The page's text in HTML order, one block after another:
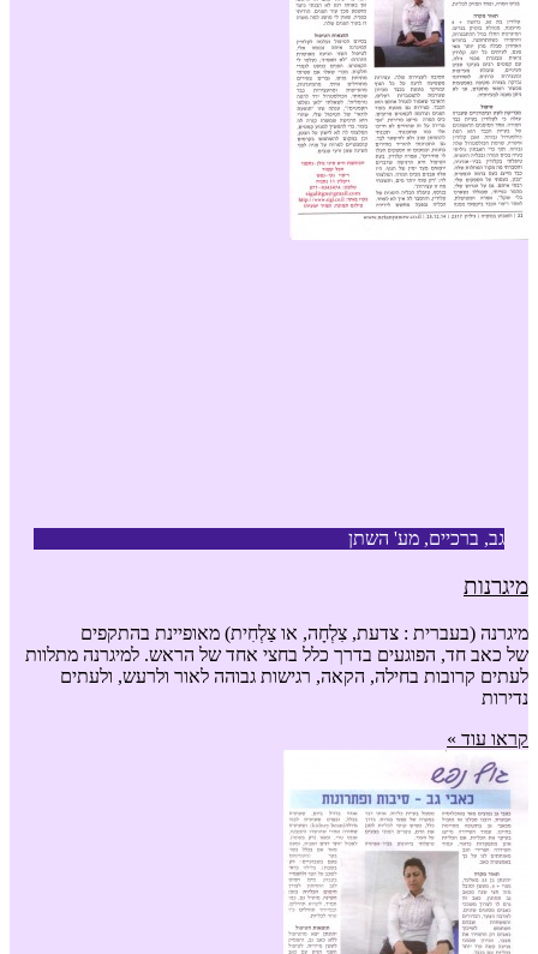
גב, ברכיים, מע' השתן
מיגרנות
מיגרנה (בעברית : צדעת, צִלְחָה, או צַלְחִית) מאופיינת בהתקפים
של כאב חד, הפוגעים בדרך כלל בחצי אחד של הראש. למיגרנה מתלוות
לעתים קרובות בחילה, הקאה, רגישות גבוהה לאור ולרעש, ולעתים
נדירות
קראו עוד »